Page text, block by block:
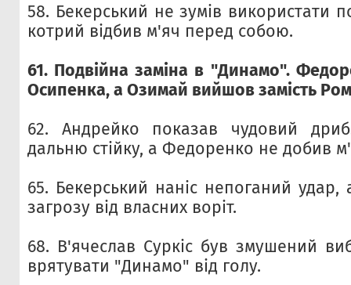
58. Бекерський не зумів використати
котрий відбив м'яч перед собою.
61. Подвійна заміна в "Динамо".
Осипенка, а Озимай вийшов замість
62. Андрейко показав чудовий
дальню стійку, а Федоренко не добив
65. Бекерський наніс непоганий удар,
загрозу від власних воріт.
68. В'ячеслав Суркіс був змушений
врятувати "Динамо" від голу.